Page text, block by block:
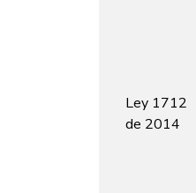
Ley 1712
de 2014